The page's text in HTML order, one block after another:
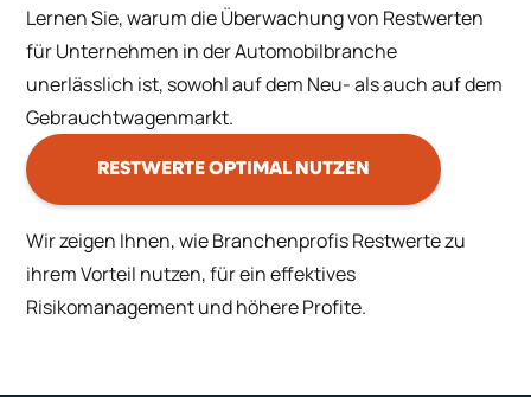
Lernen Sie, warum die Überwachung von Restwerten
für Unternehmen in der Automobilbranche
unerlässlich ist, sowohl auf dem Neu- als auch auf dem
Gebrauchtwagenmarkt.
RESTWERTE OPTIMAL NUTZEN
Wir zeigen Ihnen, wie Branchenprofis Restwerte zu
ihrem Vorteil nutzen, für ein effektives
Risikomanagement und höhere Profite.